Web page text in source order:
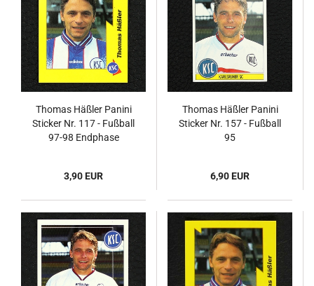
Thomas Häßler Panini
Sticker Nr. 117 - Fußball
97-98 Endphase
3,90 EUR
Thomas Häßler Panini
Sticker Nr. 157 - Fußball
95
6,90 EUR